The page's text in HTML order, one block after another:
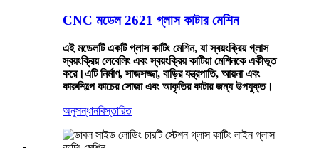
CNC মডেল 2621 গ্লাস কাটার মেশিন
এই মডেলটি একটি গ্লাস কাটিং মেশিন, যা স্বয়ংক্রিয় গ্লাস
স্বয়ংক্রিয় লেবেলিং এবং স্বয়ংক্রিয় কাটিয়া মেশিনকে একীভূত
করে।এটি নির্মাণ, সাজসজ্জা, বাড়ির যন্ত্রপাতি, আয়না এবং
কারুশিল্পে কাচের সোজা এবং আকৃতির কাটার জন্য উপযুক্ত।
অনুসন্ধানবিস্তারিত